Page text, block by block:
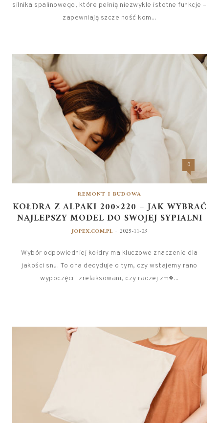
silnika spalinowego, które pełnią niezwykle istotne funkcje –
zapewniają szczelność kom...
0
REMONT I BUDOWA
KOŁDRA Z ALPAKI 200×220 – JAK WYBRAĆ
NAJLEPSZY MODEL DO SWOJEJ SYPIALNI
JOPEX.COM.PL - 2025-11-03
Wybór odpowiedniej kołdry ma kluczowe znaczenie dla
jakości snu. To ona decyduje o tym, czy wstajemy rano
wypoczęci i zrelaksowani, czy raczej zm�...